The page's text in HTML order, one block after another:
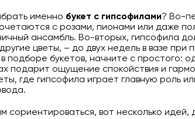
именно букет с гипсофилами? Во-
с розами, пионами или даже
ансамбль. Во-вторых, гипсофила
цветы, – до двух недель в вазе при
подборе букетов, начните с простого:
подарит ощущение спокойствия и
где гипсофила играет главную роль
сориентироваться, вот несколько идей,